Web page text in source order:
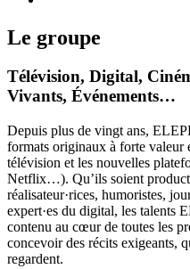
Le groupe
Télévision, Digital,
Vivants, Événements…
Depuis plus de vingt ans,
formats originaux à forte valeur
télévision et les nouvelles
Netflix…). Qu’ils soient
réalisateur·rices, humoristes,
expert·es du digital, les talents
contenu au cœur de toutes les
concevoir des récits exigeants,
regardent.